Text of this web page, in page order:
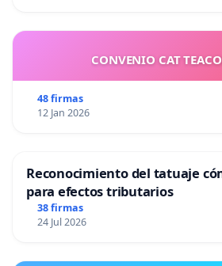
CONVENIO CAT
48 firmas
12 Jan 2026
Reconocimiento del tatuaje
para efectos tributarios
38 firmas
24 Jul 2026